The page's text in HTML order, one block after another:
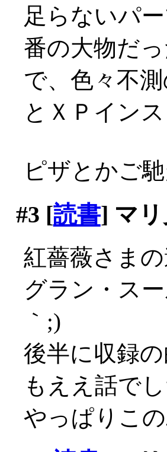
足らないパ
番の大物だっ
で、色々不
とＸＰイン
ピザとかご
#3 [読書] マ
紅薔薇さま
グラン・ス
｀;)
後半に収録
もええ話でし
やっぱりこ